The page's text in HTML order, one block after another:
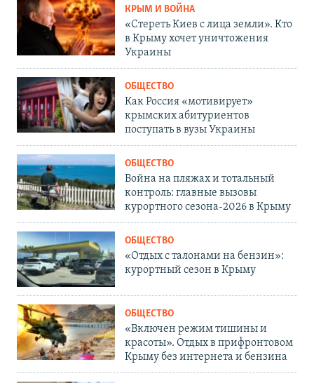
КРЫМ И ВОЙНА
«Стереть Киев с лица земли». Кто
в Крыму хочет уничтожения
Украины
ОБЩЕСТВО
Как Россия «мотивирует»
крымских абитуриентов
поступать в вузы Украины
ОБЩЕСТВО
Война на пляжах и тотальный
контроль: главные вызовы
курортного сезона-2026 в Крыму
ОБЩЕСТВО
«Отдых с талонами на бензин»:
курортный сезон в Крыму
ОБЩЕСТВО
«Включен режим тишины и
красоты». Отдых в прифронтовом
Крыму без интернета и бензина